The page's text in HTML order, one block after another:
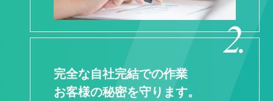
完全な⾃社完結での作業
お客様の秘密を守ります。